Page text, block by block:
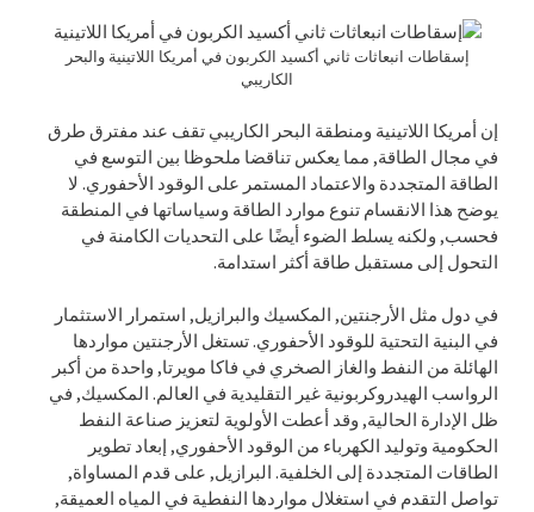
إسقاطات انبعاثات ثاني أكسيد الكربون في أمريكا اللاتينية والبحر
الكاريبي
إن أمريكا اللاتينية ومنطقة البحر الكاريبي تقف عند مفترق طرق
في مجال الطاقة, مما يعكس تناقضا ملحوظا بين التوسع في
الطاقة المتجددة والاعتماد المستمر على الوقود الأحفوري. لا
يوضح هذا الانقسام تنوع موارد الطاقة وسياساتها في المنطقة
فحسب, ولكنه يسلط الضوء أيضًا على التحديات الكامنة في
التحول إلى مستقبل طاقة أكثر استدامة.
في دول مثل الأرجنتين, المكسيك والبرازيل, استمرار الاستثمار
في البنية التحتية للوقود الأحفوري. تستغل الأرجنتين مواردها
الهائلة من النفط والغاز الصخري في فاكا مويرتا, واحدة من أكبر
الرواسب الهيدروكربونية غير التقليدية في العالم. المكسيك, في
ظل الإدارة الحالية, وقد أعطت الأولوية لتعزيز صناعة النفط
الحكومية وتوليد الكهرباء من الوقود الأحفوري, إبعاد تطوير
الطاقات المتجددة إلى الخلفية. البرازيل, على قدم المساواة,
تواصل التقدم في استغلال مواردها النفطية في المياه العميقة,